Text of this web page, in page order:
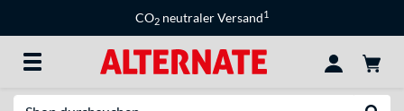
CO2 neutraler Versand1